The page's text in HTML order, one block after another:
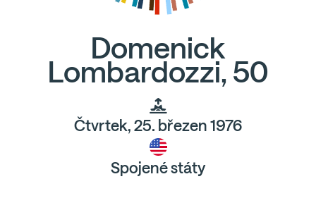
Domenick
Lombardozzi, 50
Čtvrtek, 25. březen 1976
Spojené státy